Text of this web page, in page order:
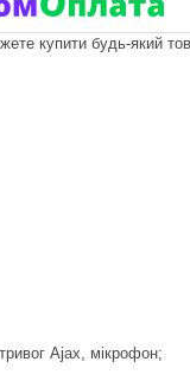
купити будь-який
Ajax, мікрофон;